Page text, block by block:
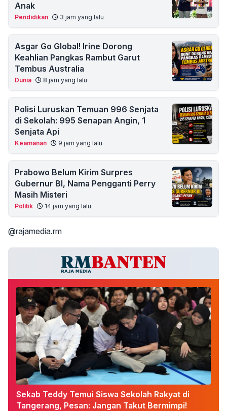
Anak
Pendidikan 3 jam yang lalu
Asgar Go Global! Irine Dorong
Keahlian Pangkas Rambut Garut
Tembus Australia
Dunia 8 jam yang lalu
Polisi Luruskan Temuan 996 Senjata
di Sekolah: 995 Senapan Angin, 1
Senjata Api
Keamanan 9 jam yang lalu
Prabowo Belum Kirim Surpres
Gubernur BI, Nama Pengganti Perry
Masih Misteri
Politik 14 jam yang lalu
@rajamedia.rm
Sekab Teddy Temui Siswa Sekolah Rakyat di
Tangerang, Pesan: Jangan Takut Bermimpi!